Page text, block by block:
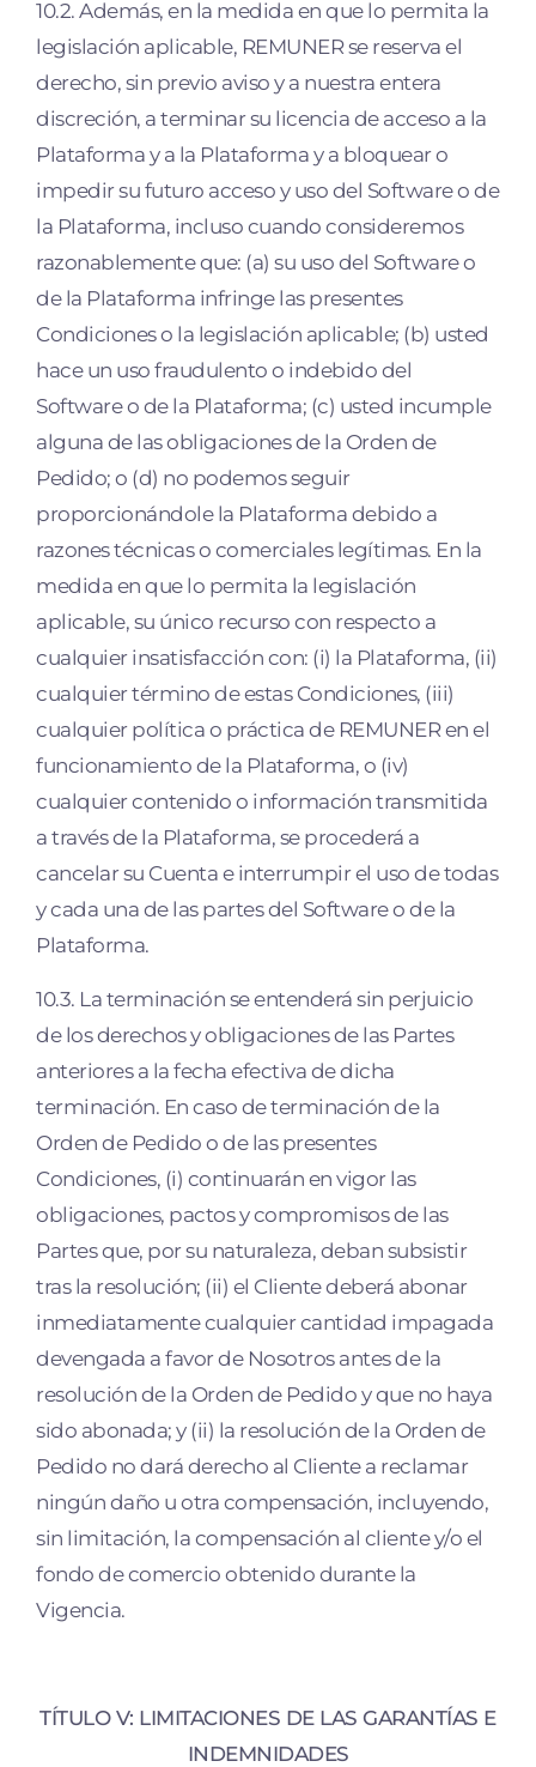
10.2. Además, en la medida en que lo permita la
legislación aplicable, REMUNER se reserva el
derecho, sin previo aviso y a nuestra entera
discreción, a terminar su licencia de acceso a la
Plataforma y a la Plataforma y a bloquear o
impedir su futuro acceso y uso del Software o de
la Plataforma, incluso cuando consideremos
razonablemente que: (a) su uso del Software o
de la Plataforma infringe las presentes
Condiciones o la legislación aplicable; (b) usted
hace un uso fraudulento o indebido del
Software o de la Plataforma; (c) usted incumple
alguna de las obligaciones de la Orden de
Pedido; o (d) no podemos seguir
proporcionándole la Plataforma debido a
razones técnicas o comerciales legítimas. En la
medida en que lo permita la legislación
aplicable, su único recurso con respecto a
cualquier insatisfacción con: (i) la Plataforma, (ii)
cualquier término de estas Condiciones, (iii)
cualquier política o práctica de REMUNER en el
funcionamiento de la Plataforma, o (iv)
cualquier contenido o información transmitida
a través de la Plataforma, se procederá a
cancelar su Cuenta e interrumpir el uso de todas
y cada una de las partes del Software o de la
Plataforma.
10.3. La terminación se entenderá sin perjuicio
de los derechos y obligaciones de las Partes
anteriores a la fecha efectiva de dicha
terminación. En caso de terminación de la
Orden de Pedido o de las presentes
Condiciones, (i) continuarán en vigor las
obligaciones, pactos y compromisos de las
Partes que, por su naturaleza, deban subsistir
tras la resolución; (ii) el Cliente deberá abonar
inmediatamente cualquier cantidad impagada
devengada a favor de Nosotros antes de la
resolución de la Orden de Pedido y que no haya
sido abonada; y (ii) la resolución de la Orden de
Pedido no dará derecho al Cliente a reclamar
ningún daño u otra compensación, incluyendo,
sin limitación, la compensación al cliente y/o el
fondo de comercio obtenido durante la
Vigencia.
TÍTULO V: LIMITACIONES DE LAS GARANTÍAS E
INDEMNIDADES